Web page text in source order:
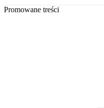
Promowane treści